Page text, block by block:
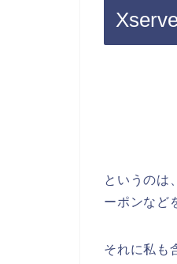
というのは
ーポンなど
それに私も